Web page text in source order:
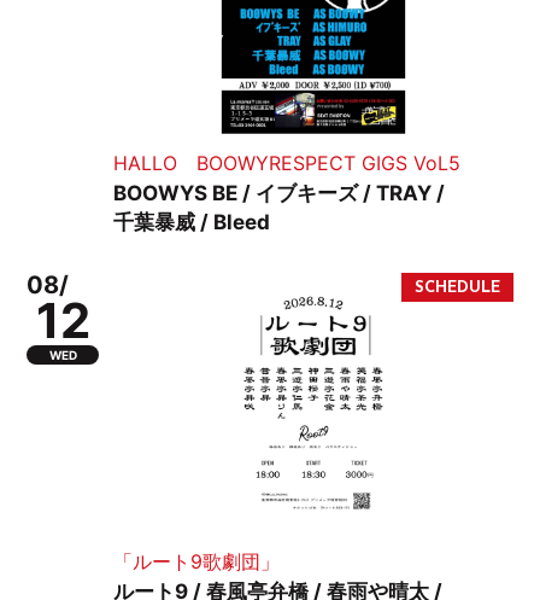
HALLO BOOWYRESPECT GIGS VoL5
BOOWYS BE / イブキーズ / TRAY /
千葉暴威 / Bleed
08/
12
WED
「ルート9歌劇団」
ルート9 / 春風亭弁橋 / 春雨や晴太 /